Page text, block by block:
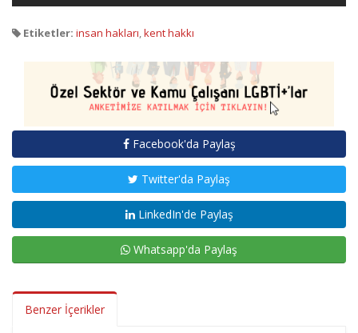
Etiketler: insan hakları,kent hakkı
Facebook'da Paylaş
Twitter'da Paylaş
LinkedIn'de Paylaş
Whatsapp'da Paylaş
Benzer İçerikler